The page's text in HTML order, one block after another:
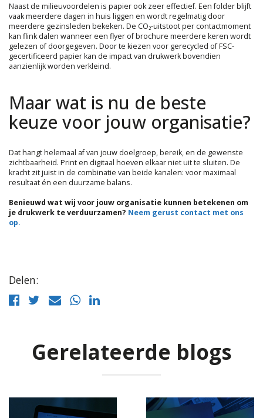
Naast de milieuvoordelen is papier ook zeer effectief. Een folder blijft
vaak meerdere dagen in huis liggen en wordt regelmatig door
meerdere gezinsleden bekeken. De CO₂-uitstoot per contactmoment
kan flink dalen wanneer een flyer of brochure meerdere keren wordt
gelezen of doorgegeven. Door te kiezen voor gerecycled of FSC-
gecertificeerd papier kan de impact van drukwerk bovendien
aanzienlijk worden verkleind.
Maar wat is nu de beste
keuze voor jouw organisatie?
Dat hangt helemaal af van jouw doelgroep, bereik, en de gewenste
zichtbaarheid. Print en digitaal hoeven elkaar niet uit te sluiten. De
kracht zit juist in de combinatie van beide kanalen: voor maximaal
resultaat én een duurzame balans.
Benieuwd wat wij voor jouw organisatie kunnen betekenen om
je drukwerk te verduurzamen? Neem gerust contact met ons
op.
Delen:
Gerelateerde blogs